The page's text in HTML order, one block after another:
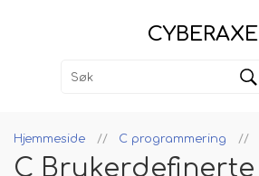
CYBERAXE
Hjemmeside C programmering
C Brukerdefinerte